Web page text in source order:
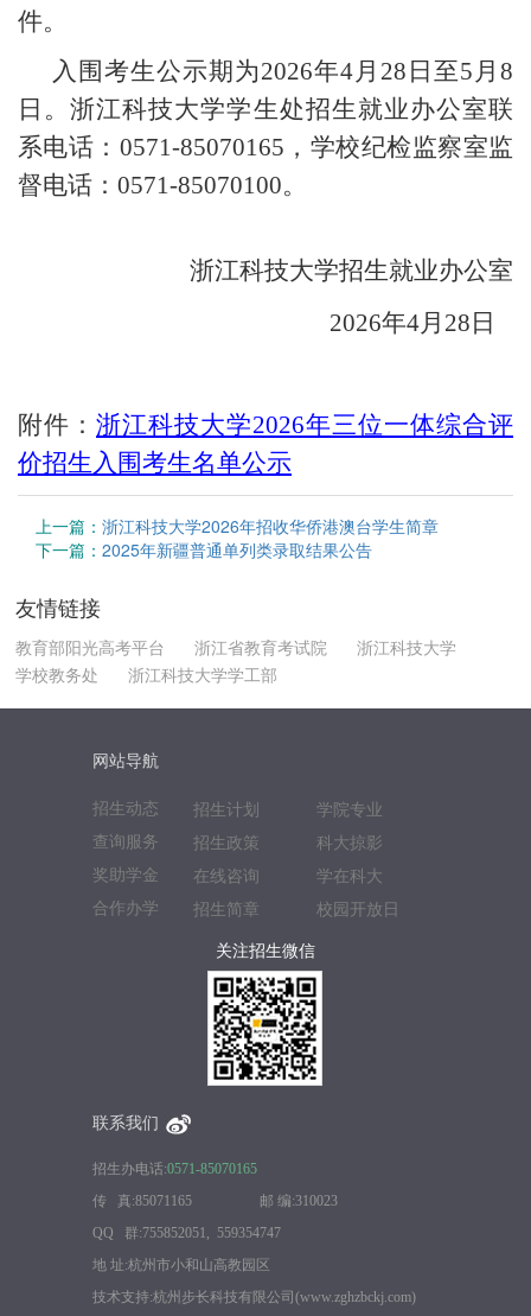
件。
入围考生公示期为2026年4月28日至5月8
日。浙江科技大学学生处招生就业办公室联
系电话：0571-85070165，学校纪检监察室监
督电话：0571-85070100。
浙江科技大学招生就业办公室
2026年4月 28 日
附件： 浙江科技大学2026年三位一体综合评
价招生入围考生名单公示
上一篇： 浙江科技大学2026年招收华侨港澳台学生简章
下一篇： 2025年新疆普通单列类录取结果公告
友情链接
教育部阳光高考平台 浙江省教育考试院
浙江科技大学
学校教务处
浙江科技大学学工部
网站导航
招生动态
查询服务
奖助学金
合作办学
招生计划
招生政策
在线咨询
招生简章
学院专业
科大掠影
学在科大
校园开放日
关注招生微信
联系我们
招生办电话:0571-85070165
传 真:85071165 邮 编:310023
QQ 群:755852051, 559354747
地 址:杭州市小和山高教园区
技术支持:杭州步长科技有限公司(www.zghzbckj.com)